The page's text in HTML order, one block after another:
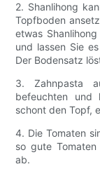
2. Shanlihong
Topfboden
etwas
und lassen Sie
Der Bodensatz
3. Zahnpasta
befeuchten und
schont den Topf,
4. Die Tomaten
so gute
ab.